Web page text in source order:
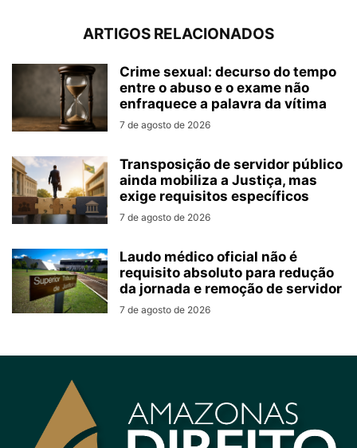
ARTIGOS RELACIONADOS
Crime sexual: decurso do tempo
entre o abuso e o exame não
enfraquece a palavra da vítima
7 de agosto de 2026
Transposição de servidor público
ainda mobiliza a Justiça, mas
exige requisitos específicos
7 de agosto de 2026
Laudo médico oficial não é
requisito absoluto para redução
da jornada e remoção de servidor
7 de agosto de 2026